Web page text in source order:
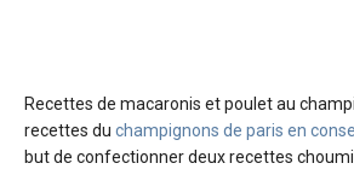
Recettes de macaronis et poulet au
recettes du champignons de paris en
but de confectionner deux recettes